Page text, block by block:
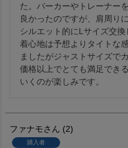
た。パーカーやトレーナー
良かったのですが、肩周り
シルエット的にLサイズ交換
着心地は予想よりタイトな
ましたがジャストサイズで
価格以上でとても満足でき
いくのが楽しみです。
ファナモ 2
購入者